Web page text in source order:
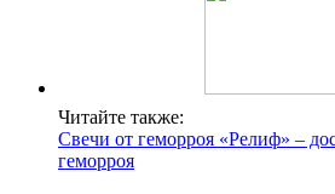
Читайте также:
Свечи от геморроя «Релиф» –
геморроя